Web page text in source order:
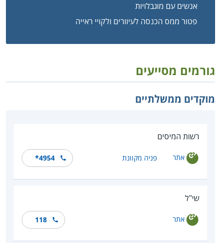
אנשים עם מוגבלויות
פטור ממס הכנסה לעיוורים ולקויי ראייה
גורמים מסייעים
מוקדים ממשלתיים
רשות המיסים
אתר פניה מקוונת *4954
שי"ל
אתר 118